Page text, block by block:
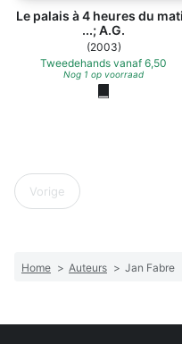
Le palais à 4 heures du
...; A.G.
(2003)
Tweedehands vanaf 6,50
Nog 1 op voorraad
Vorige
Home > Auteurs > Jan Fabre